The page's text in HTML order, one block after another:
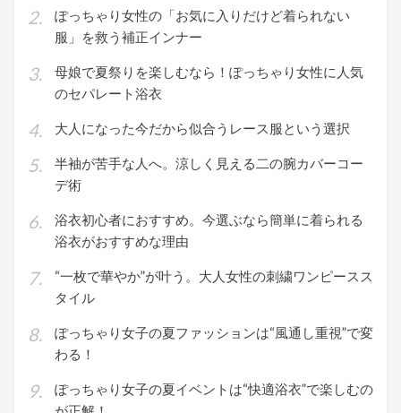
ぽっちゃり女性の「お気に入りだけど着られない
服」を救う補正インナー
母娘で夏祭りを楽しむなら！ぽっちゃり女性に人気
のセパレート浴衣
大人になった今だから似合うレース服という選択
半袖が苦手な人へ。涼しく見える二の腕カバーコー
デ術
浴衣初心者におすすめ。今選ぶなら簡単に着られる
浴衣がおすすめな理由
“一枚で華やか”が叶う。大人女性の刺繍ワンピースス
タイル
ぽっちゃり女子の夏ファッションは“風通し重視”で変
わる！
ぽっちゃり女子の夏イベントは“快適浴衣”で楽しむの